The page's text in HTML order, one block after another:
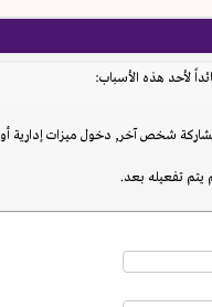
لأحد هذه الأسباب:
شخص آخر, دخول ميزات إدارية
يتم تفعيله بعد.